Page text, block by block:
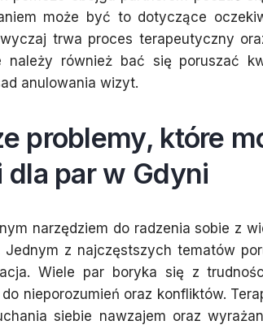
może być to dotyczące
trwa proces terapeutyczny
należy również bać się poruszać
anulowania wizyt.
problemy, które
par w Gdyni
narzędziem do radzenia sobie z
z najczęstszych tematów
Wiele par boryka się z
nieporozumień oraz konfliktów.
siebie nawzajem oraz